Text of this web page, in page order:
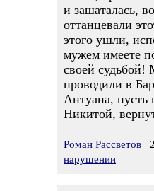
и зашаталась,
оттанцевали
этого ушли,
мужем имеете
своей судьбой!
проводили в
Антуана, пусть
Никитой,
Роман Рассветов
нарушении